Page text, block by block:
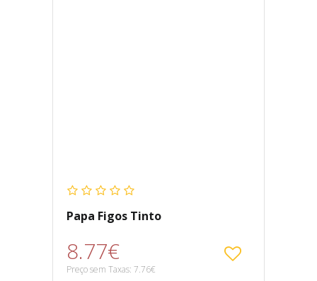
Papa Figos Tinto
8.77€
Preço sem Taxas: 7.76€